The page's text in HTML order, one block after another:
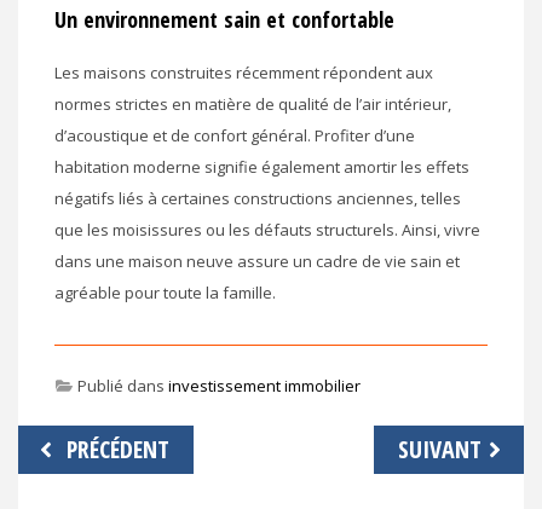
Un environnement sain et confortable
Les maisons construites récemment répondent aux
normes strictes en matière de qualité de l’air intérieur,
d’acoustique et de confort général. Profiter d’une
habitation moderne signifie également amortir les effets
négatifs liés à certaines constructions anciennes, telles
que les moisissures ou les défauts structurels. Ainsi, vivre
dans une maison neuve assure un cadre de vie sain et
agréable pour toute la famille.
Publié dans investissement immobilier
Navigation
de
PRÉCÉDENT SUIVANT